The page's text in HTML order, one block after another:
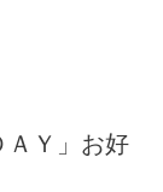
ＡＹ」お好